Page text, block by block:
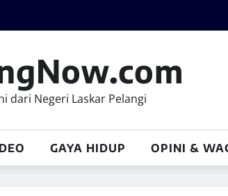
dari Negeri Laskar Pelangi
GAYA HIDUP OPINI &